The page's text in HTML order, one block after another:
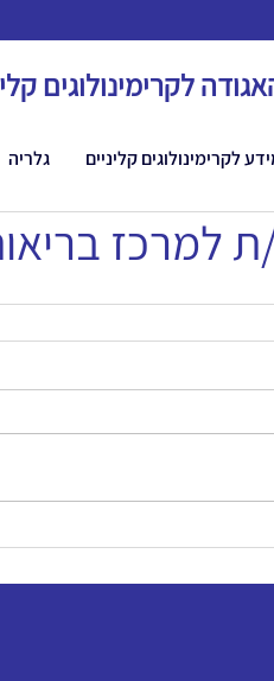
לקרימינולוגים
לקרימינולוגים קליניים גלריה
ת למרכז